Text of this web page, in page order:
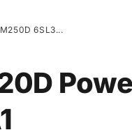
6SL3...